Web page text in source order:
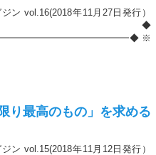
ン vol.16(2018年11月27日発行）
※
り最高のもの」を求める
ン vol.15(2018年11月12日発行）